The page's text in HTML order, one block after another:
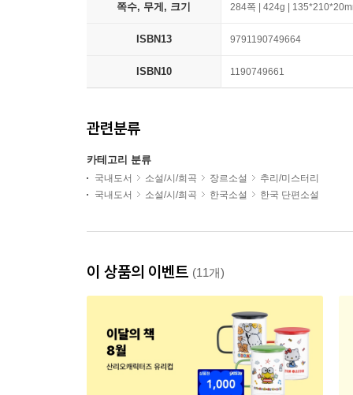
쪽수, 무게, 크기 284쪽 | 424g |
ISBN13 9791190749664
ISBN10 1190749661
관련분류
카테고리 분류
국내도서 소설/시/희곡 장르소설
추리/미스터리
국내도서
소설/시/희곡 한국소설 한국 단편소설
이 상품의 이벤트 (11개)